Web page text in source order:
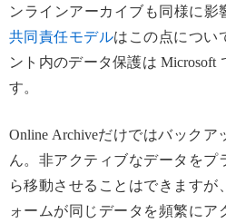
ンラインアーカイブも同様に影
共同責任モデルはこの点につい
ント内のデータ保護は Microsoft
す。
Online Archiveだけではバック
ん。非アクティブなデータをプ
ら移動させることはできますが
ォームが同じデータを頻繁にア